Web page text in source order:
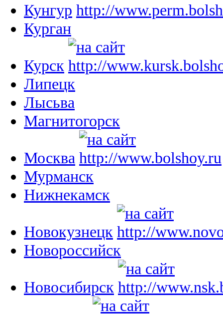
Кунгур
Курган
Курск
Липецк
Лысьва
Магнитогорск
Москва
Мурманск
Нижнекамск
Новокузнецк
Новороссийск
Новосибирск